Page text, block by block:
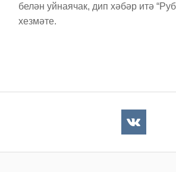
белән уйнаячак, дип хәбәр итә
хезмәте.